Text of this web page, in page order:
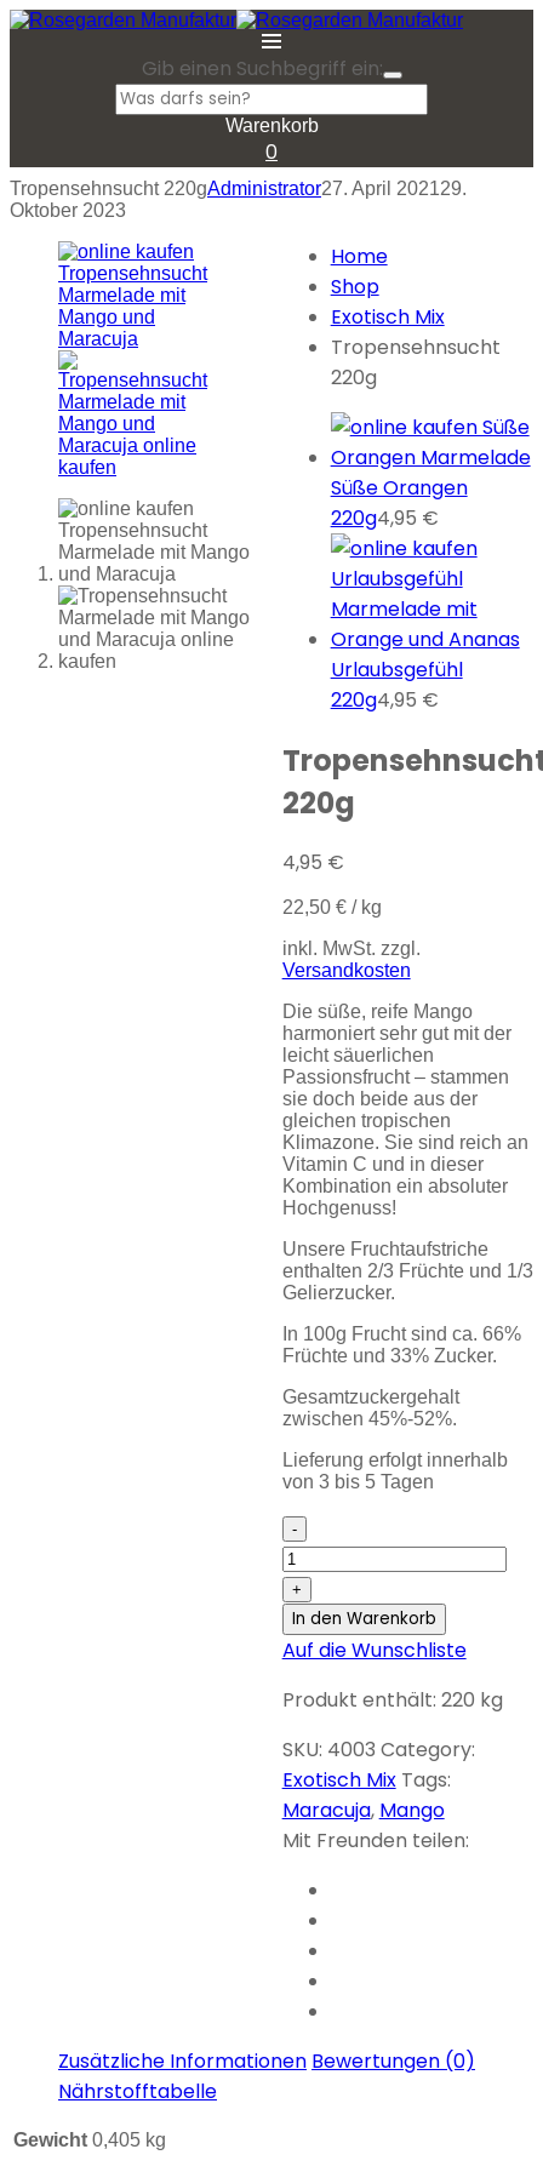
Gib einen Suchbegriff ein:
Warenkorb
0
Tropensehnsucht 220gAdministrator27. April 202129.
Oktober 2023
Home
Shop
Exotisch Mix
Tropensehnsucht
220g
Süße Orangen
220g4,95 €
Urlaubsgefühl
220g4,95 €
220g
4,95 €
22,50 €/ kg
inkl. MwSt. zzgl.
Versandkosten
Die süße, reife Mango
harmoniert sehr gut mit der
leicht säuerlichen
Passionsfrucht – stammen
sie doch beide aus der
gleichen tropischen
Klimazone. Sie sind reich an
Vitamin C und in dieser
Kombination ein absoluter
Hochgenuss!
Unsere Fruchtaufstriche
enthalten 2/3 Früchte und 1/3
Gelierzucker.
In 100g Frucht sind ca. 66%
Früchte und 33% Zucker.
Gesamtzuckergehalt
zwischen 45%-52%.
Lieferung erfolgt innerhalb
von 3 bis 5 Tagen
Tropensehnsucht
220g
quantity
In den Warenkorb
Auf die Wunschliste
Produkt enthält: 220 kg
SKU: 4003 Category:
Exotisch Mix Tags:
Maracuja, Mango
Mit Freunden teilen:
Zusätzliche Informationen Bewertungen (0)
Nährstofftabelle
Gewicht 0,405 kg